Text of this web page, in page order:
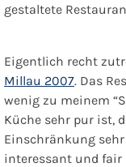
gestaltete
Eigentlich recht
Millau 2007. Das
wenig zu meinem
Küche sehr pur ist,
Einschränkung
interessant und